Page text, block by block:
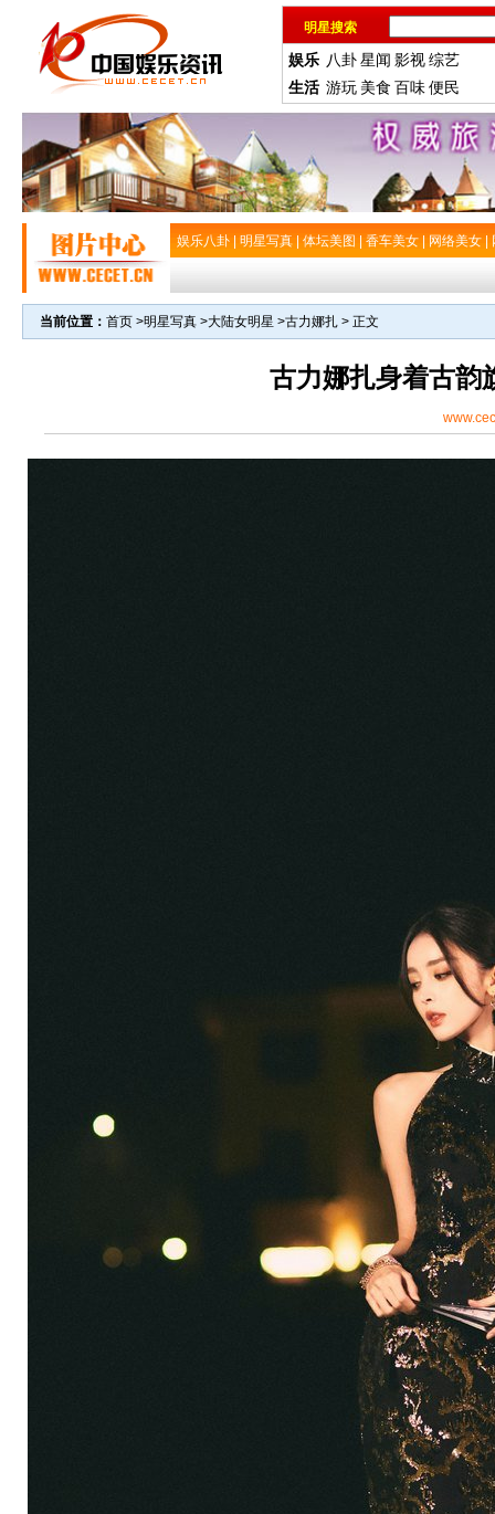
明星搜索
娱乐 八卦星闻 影视综艺
生活 游玩 美食 百味便民
娱乐八卦 明星写真 体坛美图 香车美女 网络美女
当前位置： 首页 >明星写真 >大陆女明星 >古力娜扎 > 正文
古力娜扎身着古韵